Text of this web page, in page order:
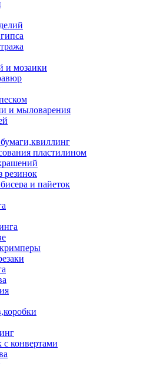
и мозаики
и мыловарения
пластилином
резинок
и пайеток
с конвертами